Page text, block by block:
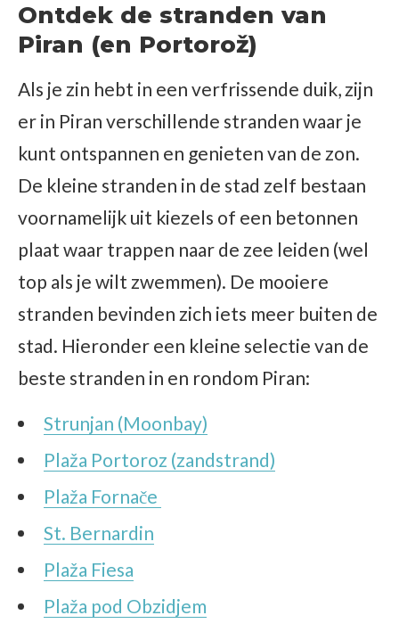
Ontdek de stranden van
Piran (en Portorož)
Als je zin hebt in een verfrissende duik, zijn
er in Piran verschillende stranden waar je
kunt ontspannen en genieten van de zon.
De kleine stranden in de stad zelf bestaan
voornamelijk uit kiezels of een betonnen
plaat waar trappen naar de zee leiden (wel
top als je wilt zwemmen). De mooiere
stranden bevinden zich iets meer buiten de
stad. Hieronder een kleine selectie van de
beste stranden in en rondom Piran:
Strunjan (Moonbay)
Plaža Portoroz (zandstrand)
Plaža Fornače
St. Bernardin
Plaža Fiesa
Plaža pod Obzidjem